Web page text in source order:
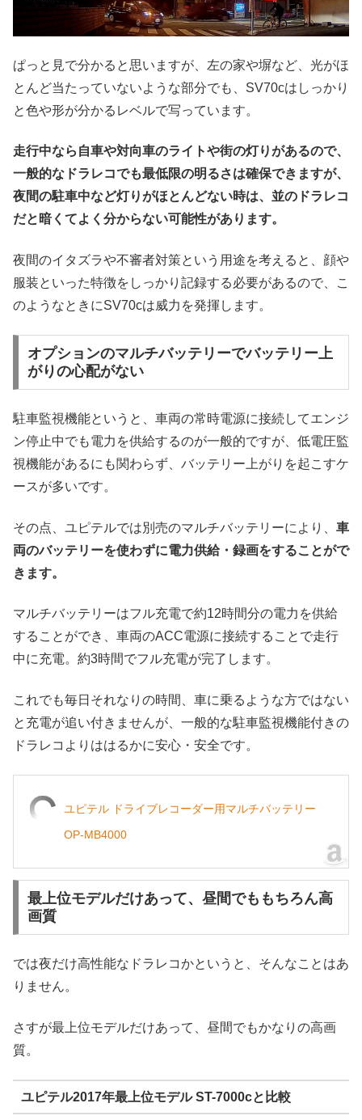
ぱっと見で分かると思いますが、左の家や塀など、光がほ
とんど当たっていないような部分でも、SV70cはしっかり
と色や形が分かるレベルで写っています。
走行中なら自車や対向車のライトや街の灯りがあるので、
一般的なドラレコでも最低限の明るさは確保できますが、
夜間の駐車中など灯りがほとんどない時は、並のドラレコ
だと暗くてよく分からない可能性があります。
夜間のイタズラや不審者対策という用途を考えると、顔や
服装といった特徴をしっかり記録する必要があるので、こ
のようなときにSV70cは威力を発揮します。
オプションのマルチバッテリーでバッテリー上
がりの心配がない
駐車監視機能というと、車両の常時電源に接続してエンジ
ン停止中でも電力を供給するのが一般的ですが、低電圧監
視機能があるにも関わらず、バッテリー上がりを起こすケ
ースが多いです。
その点、ユピテルでは別売のマルチバッテリーにより、 車
両のバッテリーを使わずに電力供給・録画をすることがで
きます。
マルチバッテリーはフル充電で約12時間分の電力を供給
することができ、車両のACC電源に接続することで走行
中に充電。約3時間でフル充電が完了します。
これでも毎日それなりの時間、車に乗るような方ではない
と充電が追い付きませんが、一般的な駐車監視機能付きの
ドラレコよりははるかに安心・安全です。
ユピテル ドライブレコーダー用マルチバッテリー
OP-MB4000
最上位モデルだけあって、昼間でももちろん高
画質
では夜だけ高性能なドラレコかというと、そんなことはあ
りません。
さすが最上位モデルだけあって、昼間でもかなりの高画
質。
ユピテル2017年最上位モデル ST-7000cと比較